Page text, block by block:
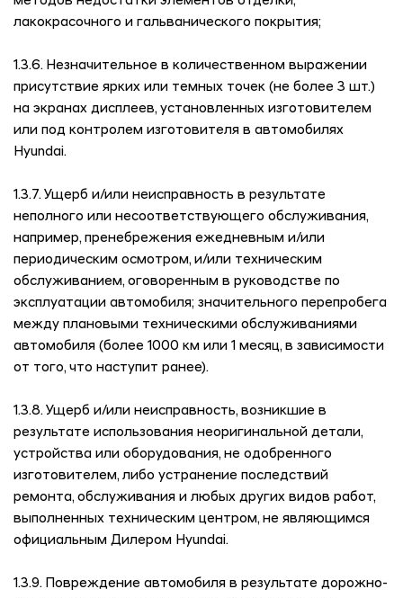
лакокрасочного и гальванического покрытия;
1.3.6. Незначительное в количественном выражении
присутствие ярких или темных точек (не более 3 шт.)
на экранах дисплеев, установленных изготовителем
или под контролем изготовителя в автомобилях
Hyundai.
1.3.7. Ущерб и/или неисправность в результате
неполного или несоответствующего обслуживания,
например, пренебрежения ежедневным и/или
периодическим осмотром, и/или техническим
обслуживанием, оговоренным в руководстве по
эксплуатации автомобиля; значительного перепробега
между плановыми техническими обслуживаниями
автомобиля (более 1000 км или 1 месяц, в зависимости
от того, что наступит ранее).
1.3.8. Ущерб и/или неисправность, возникшие в
результате использования неоригинальной детали,
устройства или оборудования, не одобренного
изготовителем, либо устранение последствий
ремонта, обслуживания и любых других видов работ,
выполненных техническим центром, не являющимся
официальным Дилером Hyundai.
1.3.9. Повреждение автомобиля в результате дорожно-